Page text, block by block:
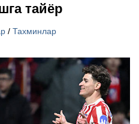
тайёр
/ Тахминлар